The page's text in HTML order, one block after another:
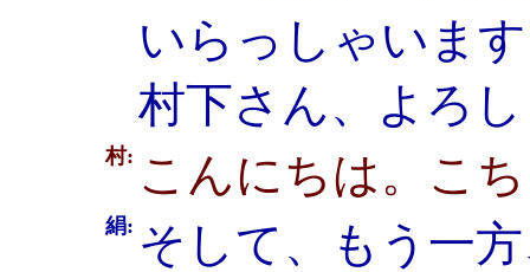
いらっしゃいま
村下さん、よろ
村: こんにちは。こ
絹: そして、もう一